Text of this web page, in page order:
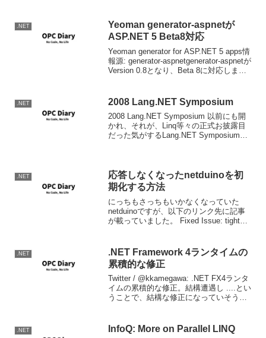
.NET
Yeoman generator-aspnetが
ASP.NET 5 Beta8対応
Yeoman generator for ASP.NET 5 apps情
報源: generator-aspnetgenerator-aspnetが
Version 0.8となり、Beta 8に対応しまし
.NET 2008 Lang.NET Symposium
2008 Lang.NET Symposium 以前にも開
かれ、それが、Linq等々の正式お披露目
だった気がするLang.NET Symposiumが
.NET
応答しなくなったnetduinoを初
期化する方法
にっちもさっちもいかなくなっていた
netduinoですが、以下のリンク先に記事
が載っていました。 Fixed Issue: tight
.NET
.NET Framework 4ランタイムの
累積的な修正
Twitter / @kkamegawa: .NET FX4ランタ
イムの累積的な修正。結構遭遇し ....とい
うことで、結構な修正になっていそうで
.NET InfoQ: More on Parallel LINQ